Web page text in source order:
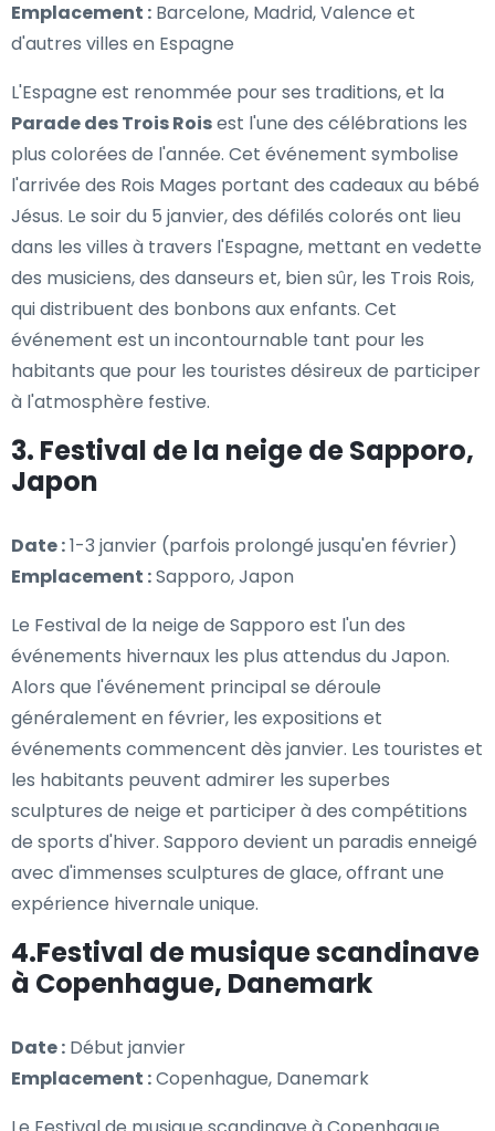
Emplacement : Barcelone, Madrid, Valence et
d'autres villes en Espagne
L'Espagne est renommée pour ses traditions, et la
Parade des Trois Roisest l'une des célébrations les
plus colorées de l'année. Cet événement symbolise
l'arrivée des Rois Mages portant des cadeaux au bébé
Jésus. Le soir du 5 janvier, des défilés colorés ont lieu
dans les villes à travers l'Espagne, mettant en vedette
des musiciens, des danseurs et, bien sûr, les Trois Rois,
qui distribuent des bonbons aux enfants. Cet
événement est un incontournable tant pour les
habitants que pour les touristes désireux de participer
à l'atmosphère festive.
3. Festival de la neige de Sapporo,
Japon
Date :1-3 janvier (parfois prolongé jusqu'en février)
Emplacement :Sapporo, Japon
Le Festival de la neige de Sapporo est l'un des
événements hivernaux les plus attendus du Japon.
Alors que l'événement principal se déroule
généralement en février, les expositions et
événements commencent dès janvier. Les touristes et
les habitants peuvent admirer les superbes
sculptures de neige et participer à des compétitions
de sports d'hiver. Sapporo devient un paradis enneigé
avec d'immenses sculptures de glace, offrant une
expérience hivernale unique.
4.Festival de musique scandinave
à Copenhague, Danemark
Date : Début janvier
Emplacement :Copenhague, Danemark